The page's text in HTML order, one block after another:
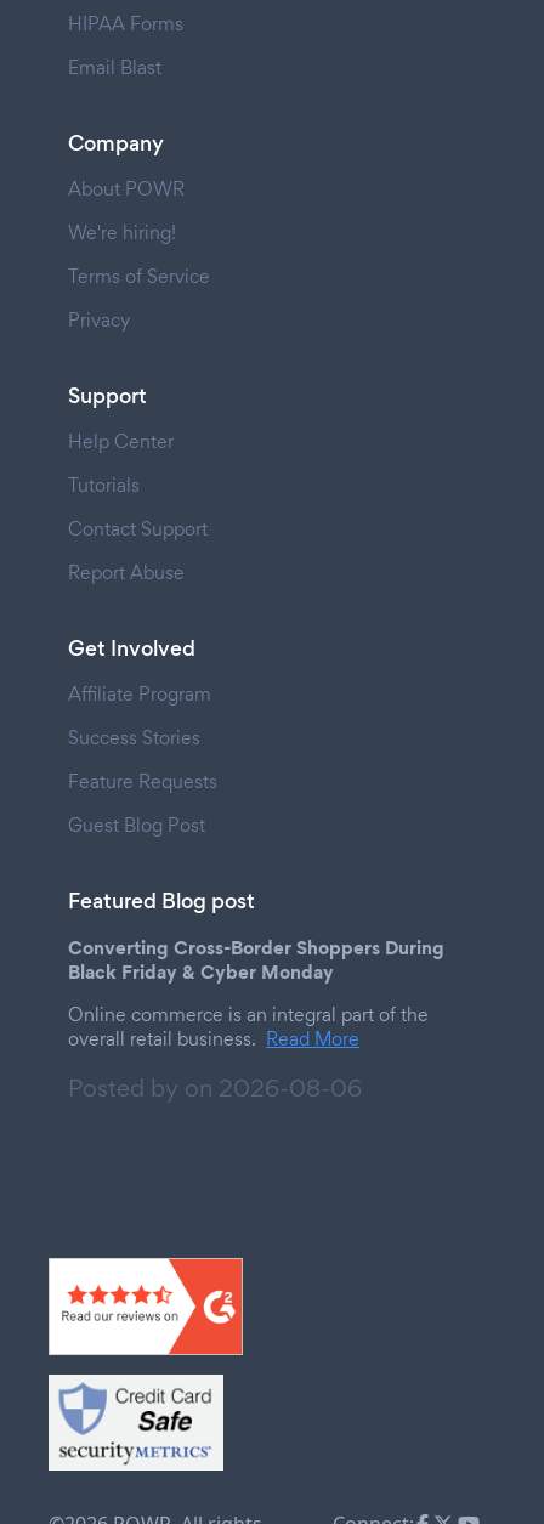
HIPAA Forms
Email Blast
Company
About POWR
We're hiring!
Terms of Service
Privacy
Support
Help Center
Tutorials
Contact Support
Report Abuse
Get Involved
Affiliate Program
Success Stories
Feature Requests
Guest Blog Post
Featured Blog post
Converting Cross-Border Shoppers During
Black Friday & Cyber Monday
Online commerce is an integral part of the
overall retail business. Read More
Posted by on 2026-08-06